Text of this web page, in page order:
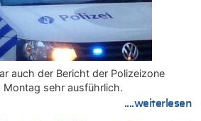
auch der Bericht der Polizeizone
Montag sehr ausführlich.
....weiterlesen